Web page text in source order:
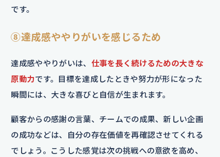
です。
⑧達成感ややりがいを感じるため
達成感ややりがいは、 仕事を長く続けるための大きな
原動力です。目標を達成したときや努力が形になった
瞬間には、大きな喜びと自信が生まれます。
顧客からの感謝の言葉、チームでの成果、新しい企画
の成功などは、自分の存在価値を再確認させてくれる
でしょう。こうした感覚は次の挑戦への意欲を高め、